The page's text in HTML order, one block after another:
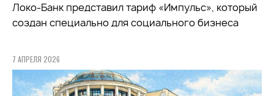
Локо-Банк представил тариф «Импульс», который
создан специально для социального бизнеса
7 АПРЕЛЯ 2026